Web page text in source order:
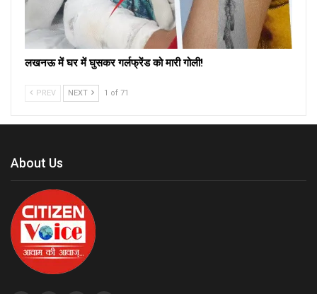
लखनऊ में घर में घुसकर गर्लफ्रेंड को मारी गोली!
PREV NEXT 1 of 71
About Us